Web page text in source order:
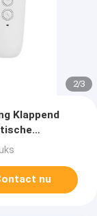
2/3
Klappend
nu